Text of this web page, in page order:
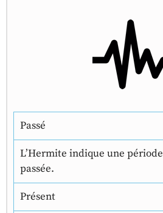
Passé
L’Hermite indique une
passée.
Présent